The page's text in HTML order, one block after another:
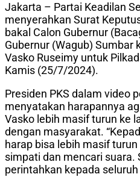
Jakarta – Partai Keadilan
menyerahkan Surat
bakal Calon Gubernur
Gubernur (Wagub) Sumbar
Vasko Ruseimy untuk
Kamis (25/7/2024).
Presiden PKS dalam video
menyatakan harapannya
Vasko lebih masif turun ke
dengan masyarakat.
harap bisa lebih masif
simpati dan mencari suara.
perintahkan kepada